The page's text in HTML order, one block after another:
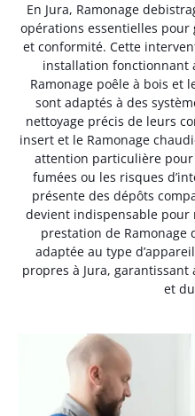
En Jura, Ramonage
opérations essentielles
et conformité. Cette
installation fonctionnant
Ramonage poêle à bois et
sont adaptés à des
nettoyage précis de leurs
insert et le Ramonage
attention particulière
fumées ou les risques
présente des dépôts
devient indispensable pour
prestation de Ramonage
adaptée au type
propres à Jura,
et